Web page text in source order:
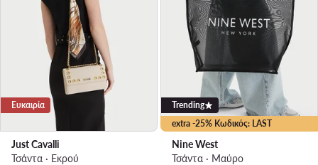
Ευκαιρία
Just Cavalli
Τσάντα · Εκρού
extra -25% Κωδικός: LAST
Trending
Nine West
Τσάντα · Μαύρο